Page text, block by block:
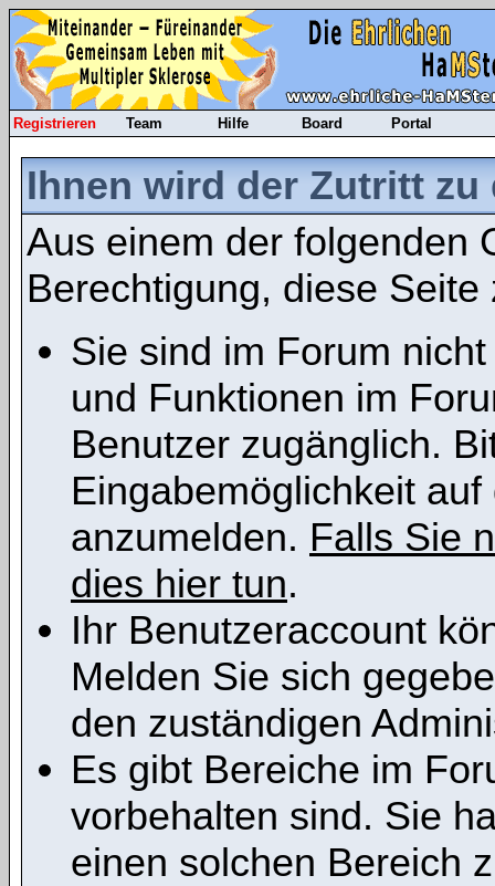
Registrieren Team Hilfe Board Portal
Ihnen wird der Zutritt
Aus einem der folgenden
Berechtigung, diese Seite
Sie sind im Forum
und Funktionen im
Benutzer zugänglich.
Eingabemöglichkeit
anzumelden. Falls Sie
dies hier tun.
Ihr Benutzeraccount
Melden Sie sich
den zuständigen
Es gibt Bereiche im
vorbehalten sind. Sie
einen solchen Bereich